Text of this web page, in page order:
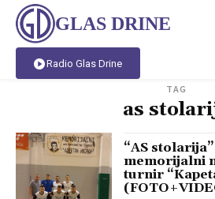
GLAS DRINE
Radio Glas Drine
TAG
as
“AS
memorijalni
turnir